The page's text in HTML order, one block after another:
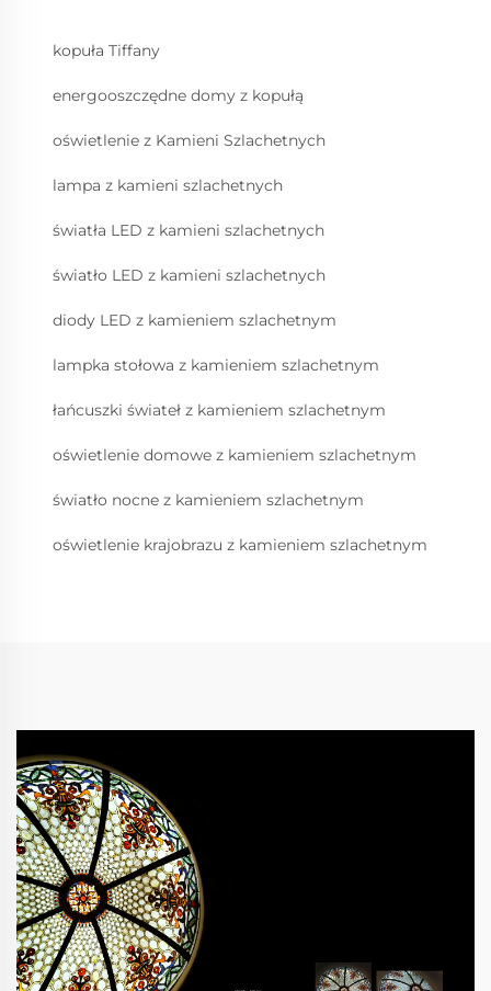
kopuła Tiffany
energooszczędne domy z kopułą
oświetlenie z Kamieni Szlachetnych
lampa z kamieni szlachetnych
światła LED z kamieni szlachetnych
światło LED z kamieni szlachetnych
diody LED z kamieniem szlachetnym
lampka stołowa z kamieniem szlachetnym
łańcuszki świateł z kamieniem szlachetnym
oświetlenie domowe z kamieniem szlachetnym
światło nocne z kamieniem szlachetnym
oświetlenie krajobrazu z kamieniem szlachetnym